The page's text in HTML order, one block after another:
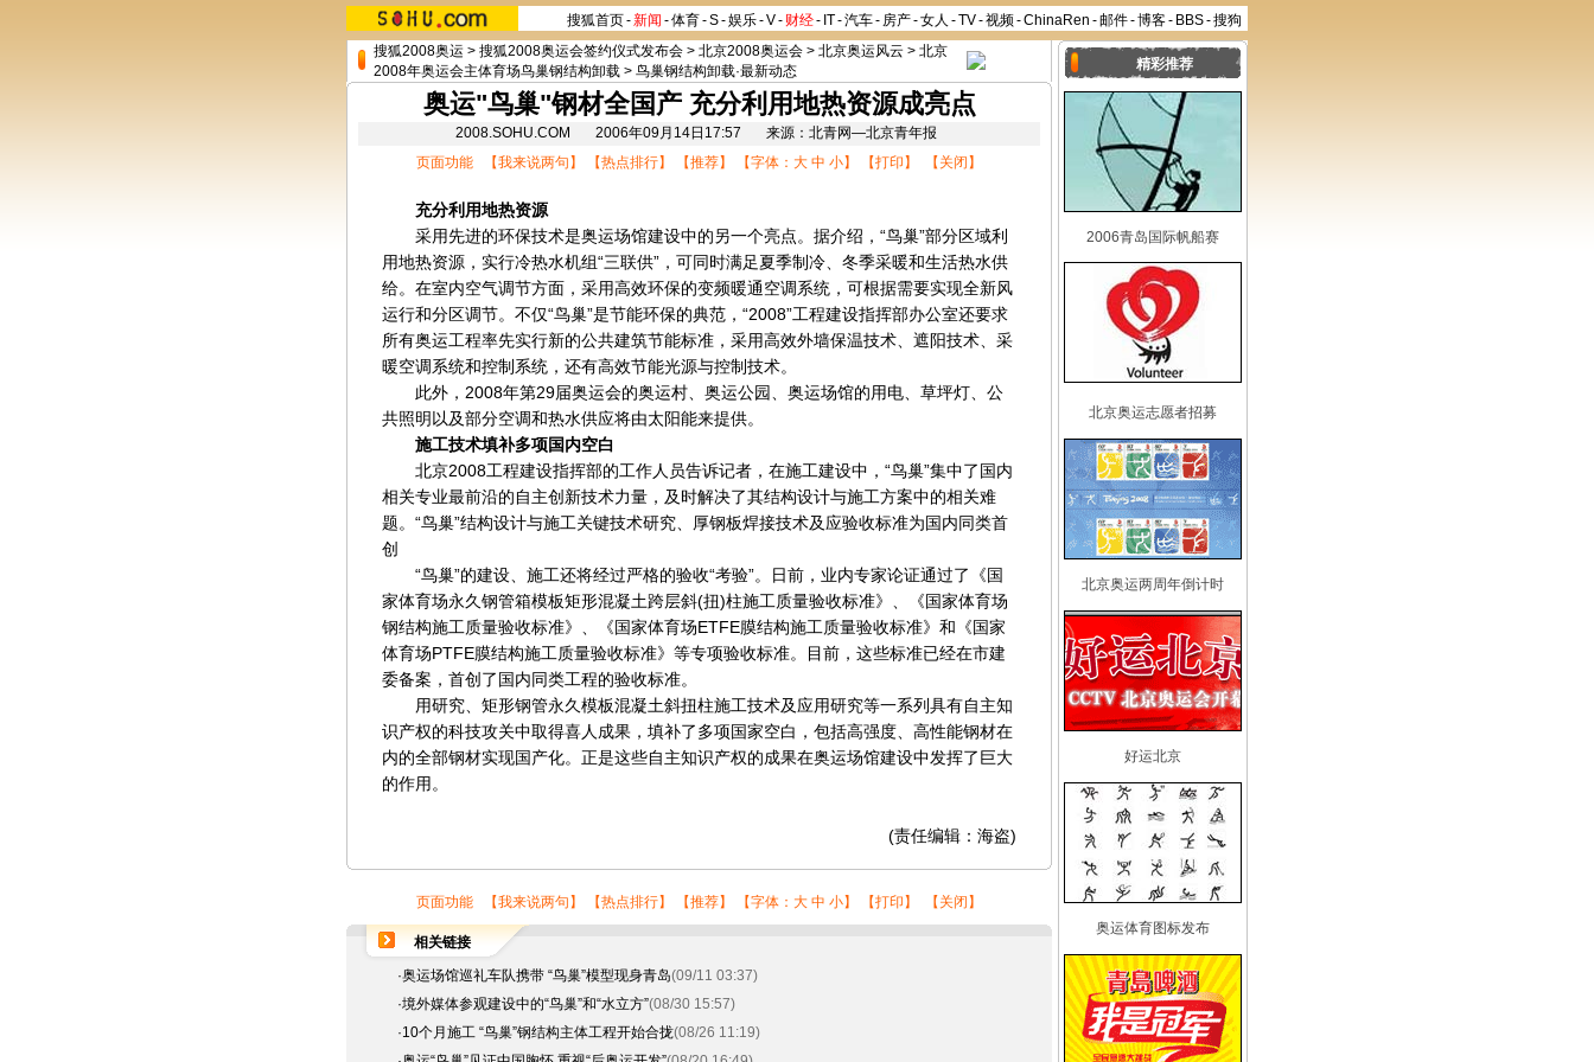
搜狐首页-新闻 -体育-S-娱乐-V- 财经- IT-汽车- 房产-女人 -TV-视频-ChinaRen -邮件-博客- BBS-搜狗
搜狐2008奥运 > 搜狐2008奥运会签约仪式发布会 > 北京2008奥运会 > 北京奥运风云 > 北京
2008年奥运会主体育场鸟巢钢结构卸载 > 鸟巢钢结构卸载·最新动态
奥运"鸟巢"钢材全国产 充分利用地热资源成亮点
2008.SOHU.COM 2006年09月14日17:57 来源：北青网—北京青年报
页面功能 【我来说两句 】 【热点排行】 【推荐】 【字体： 大 中 小】 【打印 】 【 关闭 】
充分利用地热资源
采用先进的环保技术是奥运场馆建设中的另一个亮点。据介绍，“鸟巢”部分区域利
用地热资源，实行冷热水机组“三联供”，可同时满足夏季制冷、冬季采暖和生活热水供
给。在室内空气调节方面，采用高效环保的变频暖通空调系统，可根据需要实现全新风
运行和分区调节。不仅“鸟巢”是节能环保的典范，“2008”工程建设指挥部办公室还要求
所有奥运工程率先实行新的公共建筑节能标准，采用高效外墙保温技术、遮阳技术、采
暖空调系统和控制系统，还有高效节能光源与控制技术。
此外，2008年第29届奥运会的奥运村、奥运公园、奥运场馆的用电、草坪灯、公
共照明以及部分空调和热水供应将由太阳能来提供。
施工技术填补多项国内空白
北京2008工程建设指挥部的工作人员告诉记者，在施工建设中，“鸟巢”集中了国内
相关专业最前沿的自主创新技术力量，及时解决了其结构设计与施工方案中的相关难
题。“鸟巢”结构设计与施工关键技术研究、厚钢板焊接技术及应验收标准为国内同类首
创
“鸟巢”的建设、施工还将经过严格的验收“考验”。日前，业内专家论证通过了《国
家体育场永久钢管箱模板矩形混凝土跨层斜(扭)柱施工质量验收标准》、《国家体育场
钢结构施工质量验收标准》、《国家体育场ETFE膜结构施工质量验收标准》和《国家
体育场PTFE膜结构施工质量验收标准》等专项验收标准。目前，这些标准已经在市建
委备案，首创了国内同类工程的验收标准。
用研究、矩形钢管永久模板混凝土斜扭柱施工技术及应用研究等一系列具有自主知
识产权的科技攻关中取得喜人成果，填补了多项国家空白，包括高强度、高性能钢材在
内的全部钢材实现国产化。正是这些自主知识产权的成果在奥运场馆建设中发挥了巨大
的作用。
(责任编辑：海盗)
页面功能 【我来说两句 】 【热点排行】 【推荐】 【字体： 大 中 小】 【打印 】 【 关闭 】
相关链接
·奥运场馆巡礼车队携带 “鸟巢”模型现身青岛(09/11 03:37)
·境外媒体参观建设中的“鸟巢”和“水立方”(08/30 15:57)
·10个月施工 “鸟巢”钢结构主体工程开始合拢(08/26 11:19)
精彩推荐
2006青岛国际帆船赛
北京奥运志愿者招募
北京奥运两周年倒计时
好运北京
奥运体育图标发布